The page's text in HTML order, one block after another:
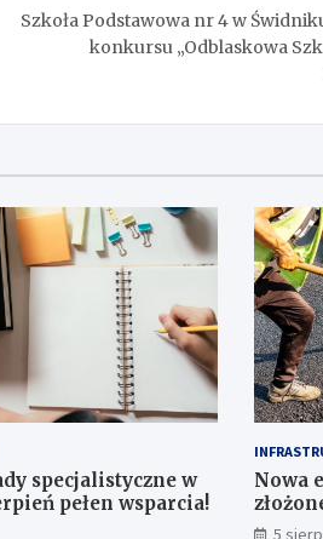
Szkoła Podstawowa nr 4 w
konkursu „Odblaskowa
specjalistyczne w
pełen wsparcia!
Nowa
5